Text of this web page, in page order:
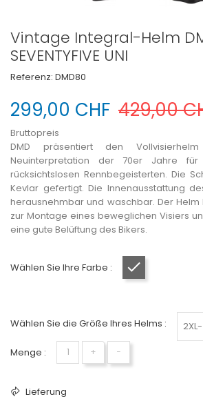
Vintage Integral-Helm
SEVENTYFIVE UNI
Referenz: DMD80
299,00 CHF 429,00
Bruttopreis
DMD präsentiert den
Neuinterpretation der 70er Jahre
rücksichtslosen Rennbegeisterten. Die
Kevlar gefertigt. Die Innenausstattung
herausnehmbar und waschbar. Der
zur Montage eines beweglichen Visiers
eine gute Belüftung des Bikers.
Wählen Sie Ihre Farbe :
Wählen Sie die Größe Ihres Helms :
Menge : + −
Lieferung